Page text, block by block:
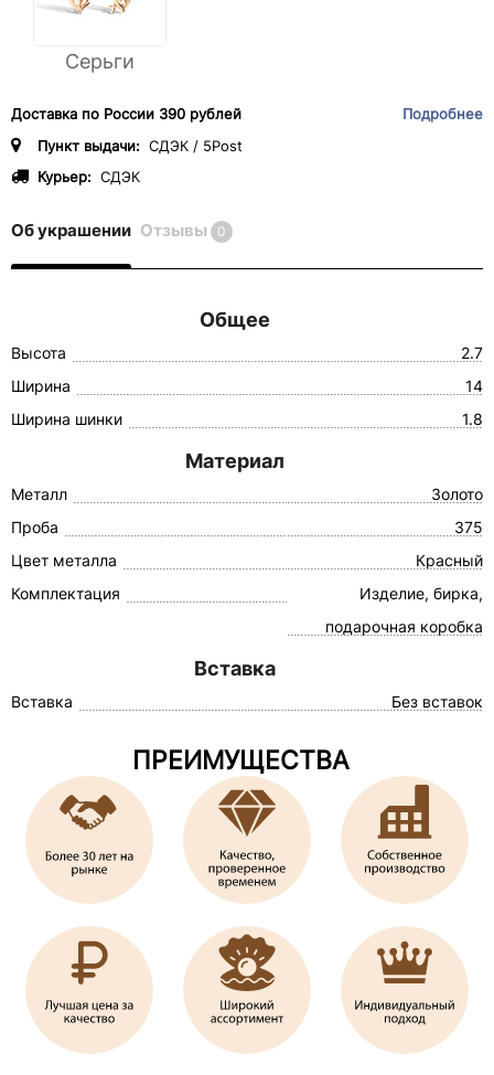
Серьги
Доставка по России 390 рублей
Подробнее
Пункт выдачи: СДЭК / 5Post
Курьер: СДЭК
Об украшении Отзывы 0
Общее
Высота
2.7
Ширина
14
Ширина шинки
1.8
Материал
Металл
Золото
Проба
375
Цвет металла
Красный
Комплектация
Изделие, бирка,
подарочная коробка
Вставка
Вставка Без вставок
ПРЕИМУЩЕСТВА